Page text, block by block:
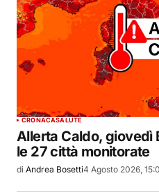
CRONACASALUTE
Allerta Caldo, giovedì
le 27 città monitorate
di Andrea Bosetti4 Agosto 2026,